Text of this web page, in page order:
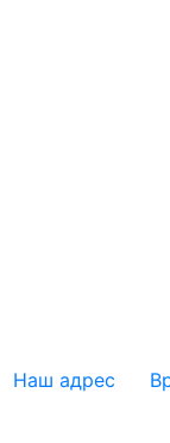
Наш адрес